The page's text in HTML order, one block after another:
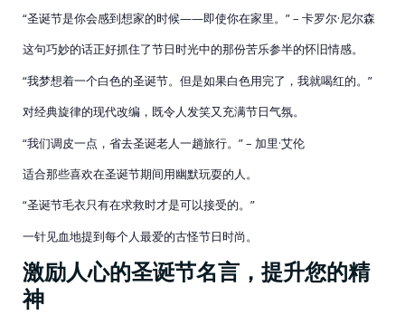
“圣诞节是你会感到想家的时候——即使你在家里。” – 卡罗尔·尼尔森
这句巧妙的话正好抓住了节日时光中的那份苦乐参半的怀旧情感。
“我梦想着一个白色的圣诞节。但是如果白色用完了，我就喝红的。”
对经典旋律的现代改编，既令人发笑又充满节日气氛。
“我们调皮一点，省去圣诞老人一趟旅行。” – 加里·艾伦
适合那些喜欢在圣诞节期间用幽默玩耍的人。
“圣诞节毛衣只有在求救时才是可以接受的。”
一针见血地提到每个人最爱的古怪节日时尚。
激励人心的圣诞节名言，提升您的精
神